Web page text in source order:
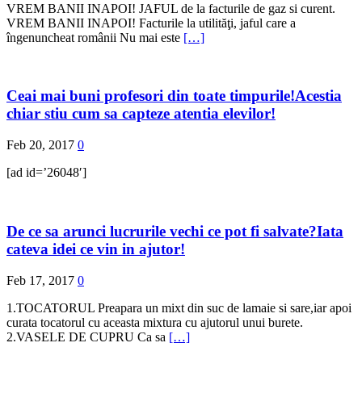
VREM BANII INAPOI! JAFUL de la facturile de gaz si curent.
VREM BANII INAPOI! Facturile la utilităţi, jaful care a
îngenuncheat românii Nu mai este […]
Ceai mai buni profesori din toate timpurile!Acestia
chiar stiu cum sa capteze atentia elevilor!
Feb 20, 2017 0
[ad id=’26048′]
De ce sa arunci lucrurile vechi ce pot fi salvate?Iata
cateva idei ce vin in ajutor!
Feb 17, 2017 0
1.TOCATORUL Preapara un mixt din suc de lamaie si sare,iar apoi
curata tocatorul cu aceasta mixtura cu ajutorul unui burete.
2.VASELE DE CUPRU Ca sa […]